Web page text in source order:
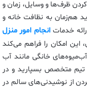
ظرف‌ها و وسایل، زمان و
هم‌زمان به نظافت خانه و
خدمات انجام امور منزل
این امکان را فراهم می‌کند
خانگی مانند آب
تیم متخصص بسپارید و در
از نوشیدنی‌های سالم در